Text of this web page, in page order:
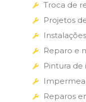
Troca de
Projetos
Reparo e
Pintura
Reparos